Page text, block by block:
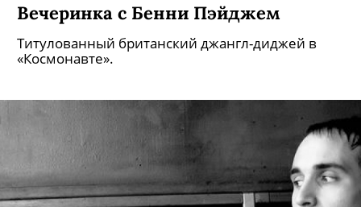
Вечеринка с Бенни Пэйджем
Титулованный британский джангл-диджей в
«Космонавте».